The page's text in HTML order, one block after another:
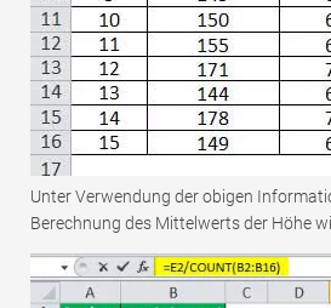
Unter Verwendung der obigen
Berechnung des Mittelwerts der Höhe